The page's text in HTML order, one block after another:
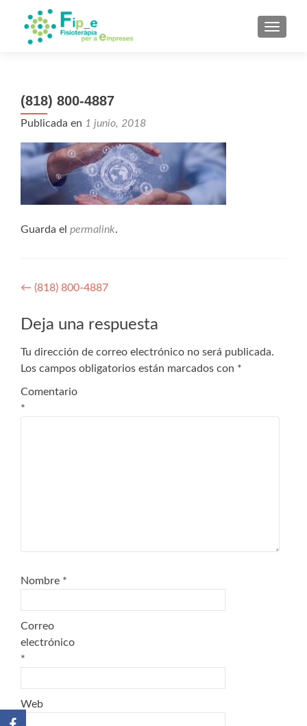
(818) 800-4887
Publicada en 1 junio, 2018
Guarda el permalink.
Navegación
de
entradas
← (818) 800-4887
Deja una respuesta
Tu dirección de correo electrónico no será publicada.
Los campos obligatorios están marcados con *
Comentario
*
Nombre *
Correo
electrónico
*
Web